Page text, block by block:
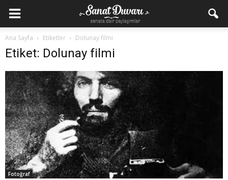
Ana Sayfa Etiketler Dolunay filmi
Etiket: Dolunay filmi
Fotoğraf